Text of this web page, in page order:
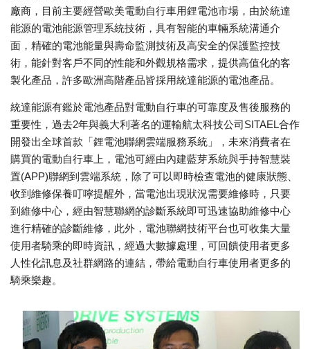
廠商，目前主要經營歐美電動自行車用鋰電池市場，由於統達
能源的電池能源管理系統技術，具有智能的車輛系統溝通介
面，精確的電池能量與壽命監測技術及高安全的保護監控技
術，能針對客戶不同的性能和外觀規格需求，提供高值化的客
製化產品，許多歐洲高階產品皆採用統達能源的電池產品。
統達能源有鑑於電池產品對電動自行車的可靠度及售後服務的
重要性，過去2年與義大利著名的運輸航太科技公司SITAEL合作
開發出全球首款「鋰電池聯網雲端服務系統」，未來消費者在
購買的電動自行車上，電池可經由內建藍芽系統與手持智慧裝
置(APP)聯網到雲端系統，除了可以即時檢查電池的健康狀態、
收到維修保養叮嚀提醒外，當電池出現狀況需要維修時，只要
到維修中心，經由智慧聯網的診斷系統即可迅速協助維修中心
進行精確的診斷維修，此外，電池聯網技術平台也可收集大量
使用者騎乘的即時資訊，經過大數據處理，可回饋使用者更多
人性化訊息及社群網路的連結，帶給電動自行車使用者更多的
騎乘樂趣。